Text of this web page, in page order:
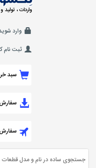
واردات ،
وارد
ثبت نام
سبد